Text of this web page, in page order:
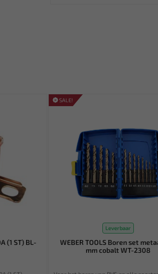
(1 ST) BL-
SALE!
Leverbaar
WEBER TOOLS Boren set
mm cobalt WT-2308